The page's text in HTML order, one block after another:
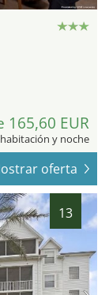
165,60 EUR
y noche
oferta
13